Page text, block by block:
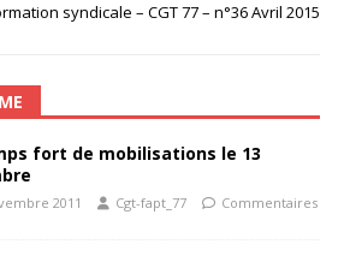
syndicale – CGT 77 – n°36 Avril 2015
fort de mobilisations le 13
2011 Cgt-fapt_77
Commentaires